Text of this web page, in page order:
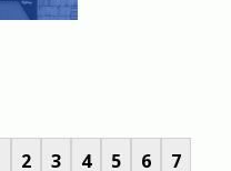
2 3 4 5 6 7